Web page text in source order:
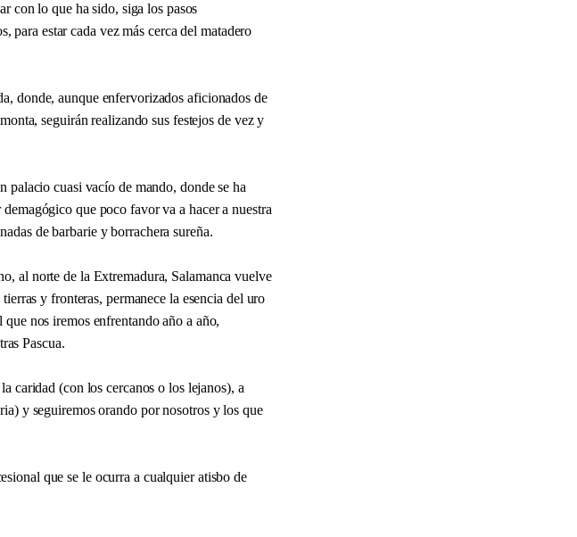
con lo que ha sido, siga los pasos
para estar cada vez más cerca del matadero
donde, aunque enfervorizados aficionados de
seguirán realizando sus festejos de vez y
palacio cuasi vacío de mando, donde se ha
que poco favor va a hacer a nuestra
de barbarie y borrachera sureña.
al norte de la Extremadura, Salamanca vuelve
y fronteras, permanece la esencia del uro
nos iremos enfrentando año a año,
Pascua.
caridad (con los cercanos o los lejanos), a
y seguiremos orando por nosotros y los que
que se le ocurra a cualquier atisbo de